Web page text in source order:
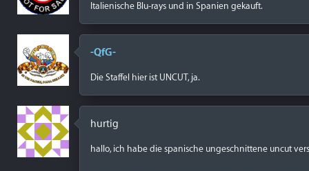
Italienische Blu-rays und in Spanien gekauft.
-QfG-
Die Staffel hier ist UNCUT, ja.
hurtig
hallo, ich habe die spanische ungeschnittene uncut